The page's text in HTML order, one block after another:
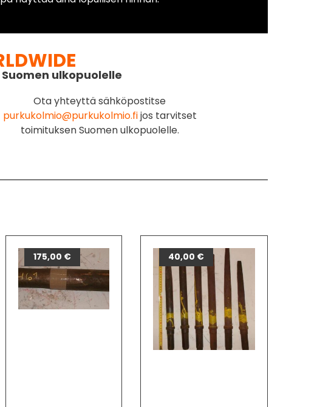
ulkopuolelle
Ota yhteyttä sähköpostitse
purkukolmio@purkukolmio.fijos tarvitset
toimituksen Suomen ulkopuolelle.
175,00 € 40,00 €